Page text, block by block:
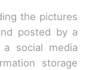
the pictures
posted by a
social media
storage